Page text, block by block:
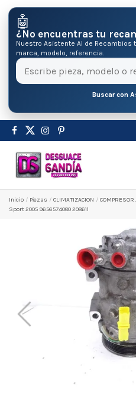
🤖
¿No encuentras tu
Nuestro Asistente AI de Recambios
marca, modelo, referencia.
Buscar con
Inicio Pіezas CLIMATIZACION
COMPRESOR
Sport 2005 9656574080 208611